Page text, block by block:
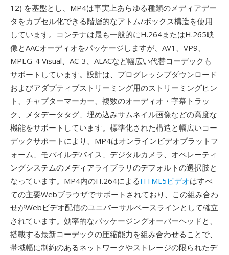
12) を基盤とし、MP4は事実上あらゆる種類のメディアデー
タをカプセル化できる階層的なアトム/ボックス構造を使用
しています。コンテナは最も一般的にH.264またはH.265映
像とAACオーディオをパッケージしますが、AV1、VP9、
MPEG-4 Visual、AC-3、ALACなど幅広い代替コーデックも
サポートしています。設計は、プログレッシブダウンロード
およびアダプティブストリーミング用のストリーミングヒン
ト、チャプターマーカー、複数のオーディオ・字幕トラッ
ク、メタデータタグ、埋め込みサムネイル画像などの高度な
機能をサポートしています。標準化された構造と幅広いコー
デックサポートにより、MP4はオンラインビデオプラットフ
ォーム、モバイルデバイス、デジタルカメラ、オペレーティ
ングシステムのメディアライブラリのデフォルトの選択肢と
なっています。MP4内のH.264によるHTML5ビデオはすべ
ての主要Webブラウザでサポートされており、この組み合わ
せがWebビデオ配信のユニバーサルベースラインとして確立
されています。効率的なパッケージングオーバーヘッドと、
搭載する最新コーデックの圧縮能力を組み合わせることで、
帯域幅に制約のあるネットワークやストレージの限られたデ